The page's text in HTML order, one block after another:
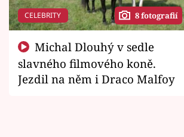
CELEBRITY 8 fotografií
slavného filmového koně.
Jezdil na něm i Draco Malfoy